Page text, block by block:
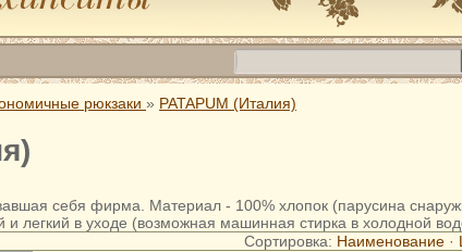
рюкзаки » PATAPUM (Италия)
себя фирма. Материал - 100% хлопок (парусина
и легкий в уходе (возможная машинная стирка в холодной
Сортировка: Наименование ·